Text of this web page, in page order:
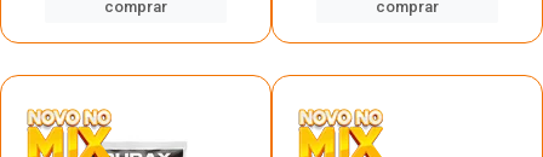
comprar
comprar